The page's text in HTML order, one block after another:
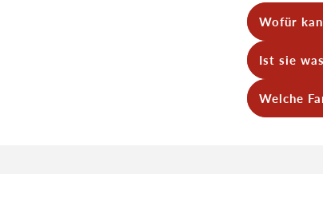
Wofür
Ist sie
Welche